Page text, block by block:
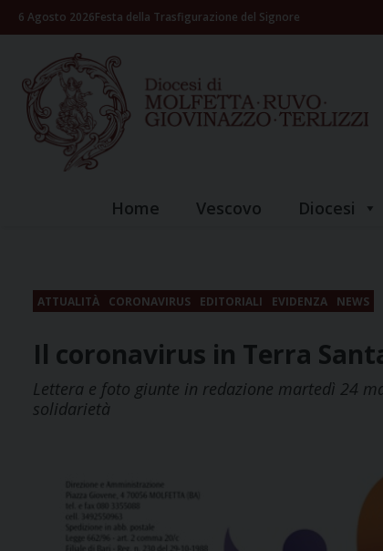
Skip6 Agosto 2026Festa della Trasfigurazione del Signore
Home Vescovo Diocesi
ATTUALITÀ CORONAVIRUS EDITORIALI EVIDENZA NEWS
Il coronavirus in Terra
Lettera e foto giunte in redazione martedì 24
solidarietà